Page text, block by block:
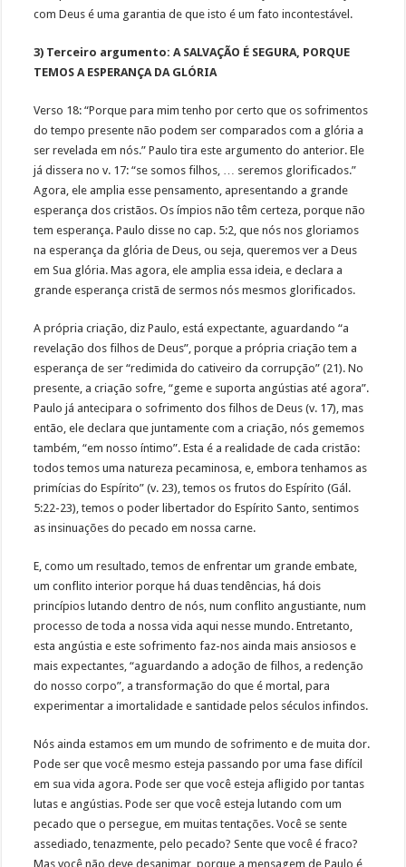
com Deus é uma garantia de que isto é um fato incontestável.
3) Terceiro argumento: A SALVAÇÃO É SEGURA, PORQUE
TEMOS A ESPERANÇA DA GLÓRIA
Verso 18: “Porque para mim tenho por certo que os sofrimentos
do tempo presente não podem ser comparados com a glória a
ser revelada em nós.” Paulo tira este argumento do anterior. Ele
já dissera no v. 17: “se somos filhos, … seremos glorificados.”
Agora, ele amplia esse pensamento, apresentando a grande
esperança dos cristãos. Os ímpios não têm certeza, porque não
tem esperança. Paulo disse no cap. 5:2, que nós nos gloriamos
na esperança da glória de Deus, ou seja, queremos ver a Deus
em Sua glória. Mas agora, ele amplia essa ideia, e declara a
grande esperança cristã de sermos nós mesmos glorificados.
A própria criação, diz Paulo, está expectante, aguardando “a
revelação dos filhos de Deus”, porque a própria criação tem a
esperança de ser “redimida do cativeiro da corrupção” (21). No
presente, a criação sofre, “geme e suporta angústias até agora”.
Paulo já antecipara o sofrimento dos filhos de Deus (v. 17), mas
então, ele declara que juntamente com a criação, nós gememos
também, “em nosso íntimo”. Esta é a realidade de cada cristão:
todos temos uma natureza pecaminosa, e, embora tenhamos as
primícias do Espírito” (v. 23), temos os frutos do Espírito (Gál.
5:22-23), temos o poder libertador do Espírito Santo, sentimos
as insinuações do pecado em nossa carne.
E, como um resultado, temos de enfrentar um grande embate,
um conflito interior porque há duas tendências, há dois
princípios lutando dentro de nós, num conflito angustiante, num
processo de toda a nossa vida aqui nesse mundo. Entretanto,
esta angústia e este sofrimento faz-nos ainda mais ansiosos e
mais expectantes, “aguardando a adoção de filhos, a redenção
do nosso corpo”, a transformação do que é mortal, para
experimentar a imortalidade e santidade pelos séculos infindos.
Nós ainda estamos em um mundo de sofrimento e de muita dor.
Pode ser que você mesmo esteja passando por uma fase difícil
em sua vida agora. Pode ser que você esteja afligido por tantas
lutas e angústias. Pode ser que você esteja lutando com um
pecado que o persegue, em muitas tentações. Você se sente
assediado, tenazmente, pelo pecado? Sente que você é fraco?
Mas você não deve desanimar, porque a mensagem de Paulo é